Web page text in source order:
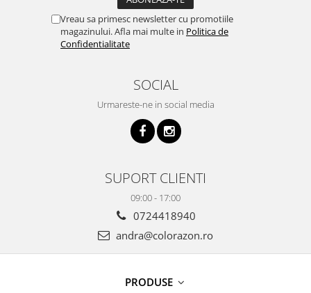
Vreau sa primesc newsletter cu promotiile
magazinului. Afla mai multe in Politica de
Confidentialitate
SOCIAL
Urmareste-ne in social media
SUPORT CLIENTI
09:00 - 17:00
0724418940
andra@colorazon.ro
PRODUSE